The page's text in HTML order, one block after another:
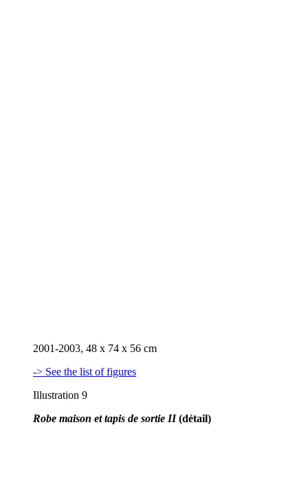
2001-2003, 48 x 74 x 56 cm
-> See the list of figures
Illustration 9
Robe maison et tapis de sortie II(détail)